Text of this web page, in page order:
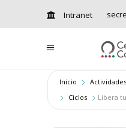
Intranet
Inicio
Ciclos
Libera